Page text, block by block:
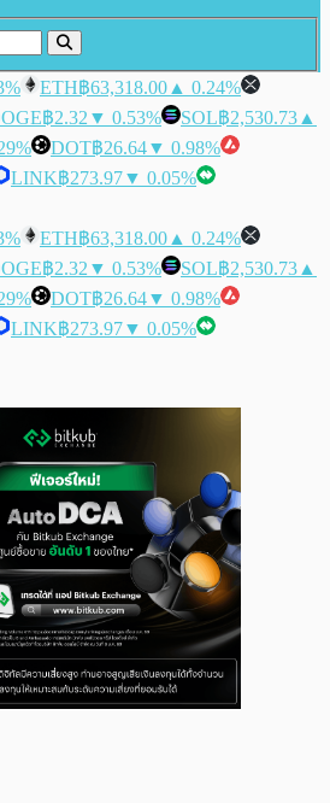
ETH฿63,318.00 ▲ 0.24%
฿2.32 ▼ 0.53% SOL฿2,530.73 ▲
DOT฿26.64▼ 0.98%
LINK฿273.97▼ 0.05%
ETH฿63,318.00 ▲ 0.24%
฿2.32 ▼ 0.53% SOL฿2,530.73 ▲
DOT฿26.64▼ 0.98%
LINK฿273.97▼ 0.05%